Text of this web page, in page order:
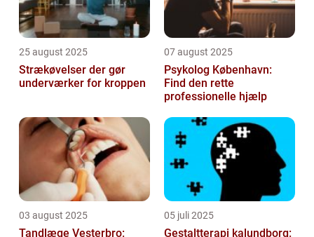
25 august 2025
Strækøvelser der gør
underværker for kroppen
07 august 2025
Psykolog København:
Find den rette
professionelle hjælp
03 august 2025
Tandlæge Vesterbro:
05 juli 2025
Gestaltterapi kalundborg: